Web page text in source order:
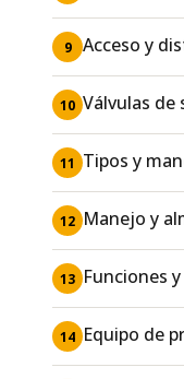
9 Acceso y
10 Válvulas de
11 Tipos y
12 Manejo y
13 Funciones
14 Equipo de